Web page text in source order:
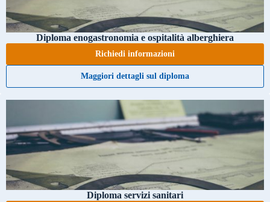
Diploma enogastronomia e ospitalità alberghiera
Richiedi informazioni
Maggiori dettagli sul diploma
Diploma servizi sanitari